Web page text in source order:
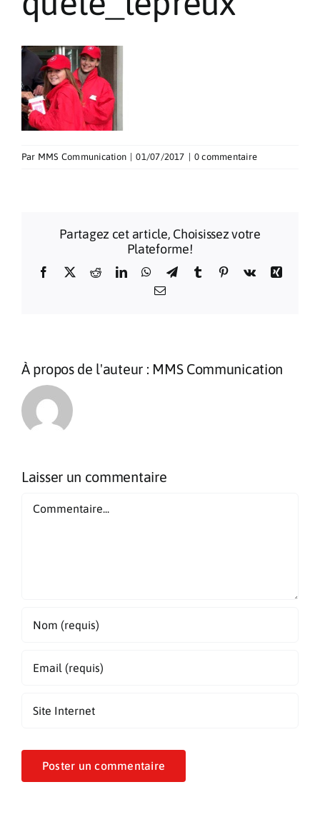
Pèlerinages
Contact
Par MMS Communication | 01/07/2017 | 0 commentaire
Partagez cet article, Choisissez votre
Plateforme!
Facebook
X RedditLinkedInWhatsApp
TelegramTumblr Pinterest
Vk
Xing
Email
À propos de l'auteur : MMS Communication
Laisser un commentaire
Commentaire